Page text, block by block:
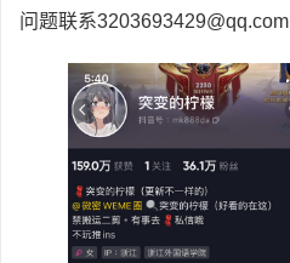
问题联系3203693429@qq.com